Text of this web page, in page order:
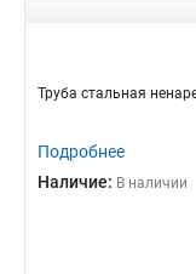
Труба стальная
Подробнее
Наличие: В наличии